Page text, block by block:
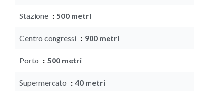
Stazione 500 metri
Centro congressi 900 metri
Porto 500 metri
Supermercato 40 metri